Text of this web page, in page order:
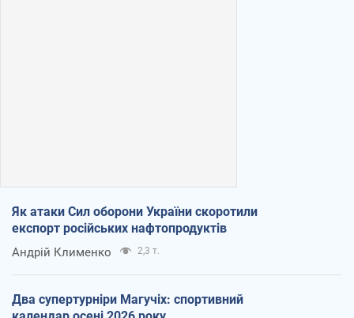
Як атаки Сил оборони України скоротили
експорт російських нафтопродуктів
Андрій Клименко 2,3 т.
Два супертурніри Магучіх: спортивний